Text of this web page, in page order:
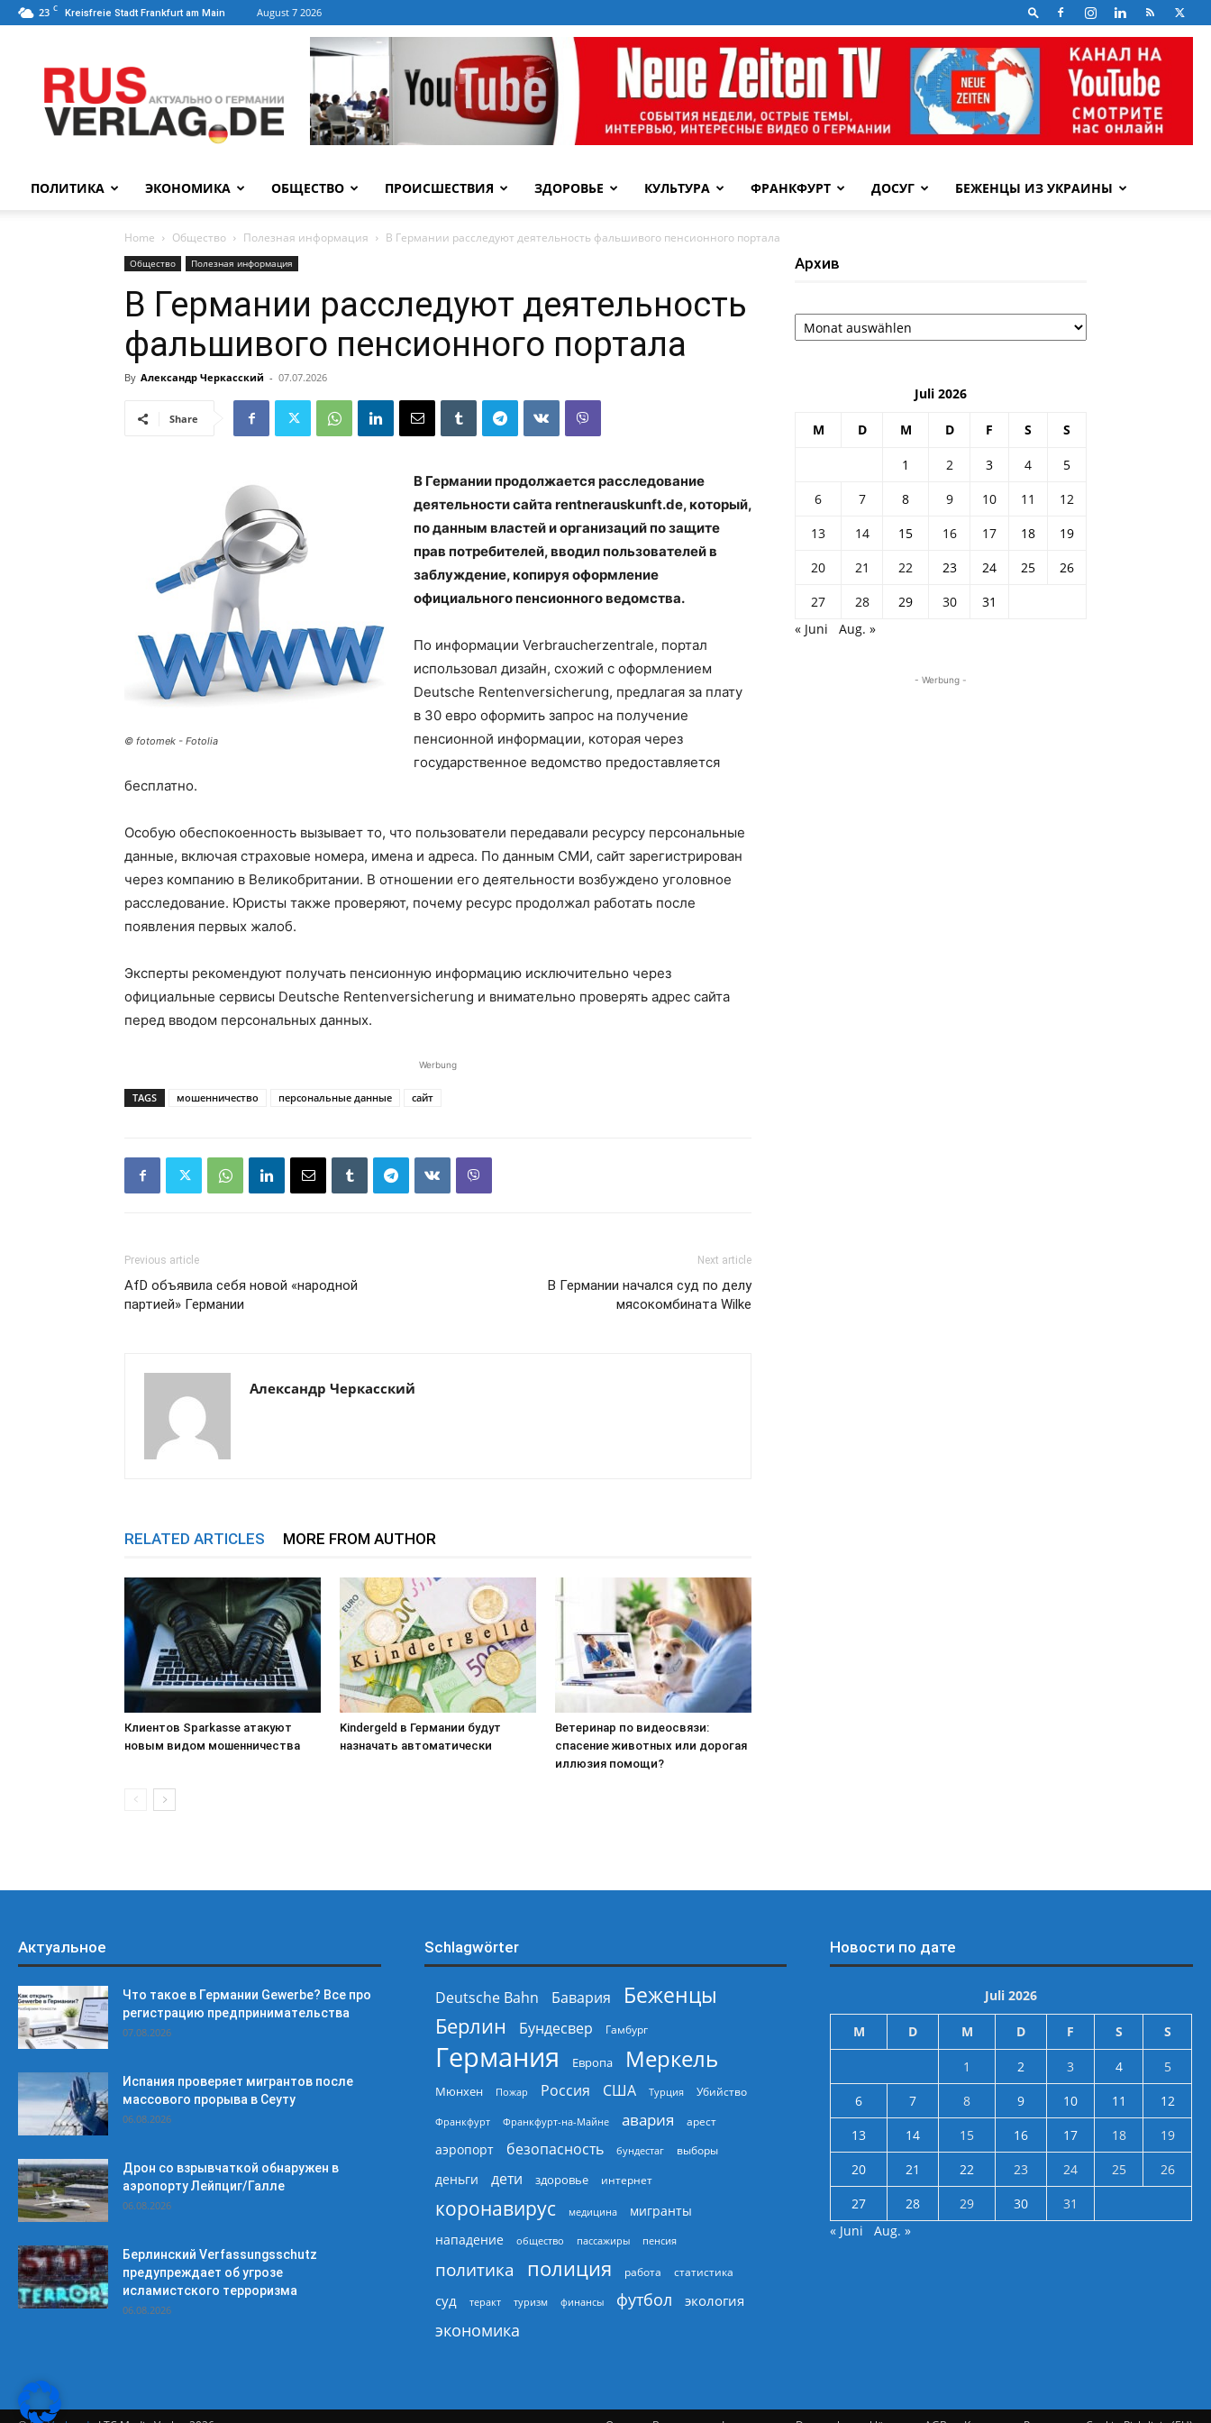
23 C Kreisfreie Stadt Frankfurt am Main August 7 2026
ПОЛИТИКА ЭКОНОМИКА ОБЩЕСТВО ПРОИСШЕСТВИЯ ЗДОРОВЬЕ КУЛЬТУРА ФРАНКФУРТ ДОСУГ БЕЖЕНЦЫ ИЗ УКРАИНЫ
Home Общество Полезная информация В Германии расследуют деятельность фальшивого пенсионного портала
Общество Полезная информация
В Германии расследуют деятельность
фальшивого пенсионного портала
By Александр Черкасский - 07.07.2026
Share
© fotomek - Fotolia
В Германии продолжается расследование
деятельности сайта rentnerauskunft.de, который,
по данным властей и организаций по защите
прав потребителей, вводил пользователей в
заблуждение, копируя оформление
официального пенсионного ведомства.
По информации Verbraucherzentrale, портал
использовал дизайн, схожий с оформлением
Deutsche Rentenversicherung, предлагая за плату
в 30 евро оформить запрос на получение
пенсионной информации, которая через
государственное ведомство предоставляется
бесплатно.
Особую обеспокоенность вызывает то, что пользователи передавали ресурсу персональные
данные, включая страховые номера, имена и адреса. По данным СМИ, сайт зарегистрирован
через компанию в Великобритании. В отношении его деятельности возбуждено уголовное
расследование. Юристы также проверяют, почему ресурс продолжал работать после
появления первых жалоб.
Эксперты рекомендуют получать пенсионную информацию исключительно через
официальные сервисы Deutsche Rentenversicherung и внимательно проверять адрес сайта
перед вводом персональных данных.
Werbung
TAGS мошенничество персональные данные сайт
Previous article
AfD объявила себя новой «народной
партией» Германии
Next article
В Германии начался суд по делу
мясокомбината Wilke
Александр Черкасский
RELATED ARTICLES MORE FROM AUTHOR
Клиентов Sparkasse атакуют
новым видом мошенничества
Kindergeld в Германии будут
назначать автоматически
Ветеринар по видеосвязи:
спасение животных или дорогая
иллюзия помощи?
Архив
Архив
Juli 2026
M D M D F S S
1 2 3 4
5
6
7 8 9 10 11
12
13
14 15 16 17 18
19
20
21 22 23 24 25
26
27
28 29 30
31
« Juni
Aug. »
- Werbung -
Актуальное
Что такое в Германии Gewerbe? Все про
регистрацию предпринимательства
07.08.2026
Испания проверяет мигрантов после
массового прорыва в Сеуту
06.08.2026
Дрон со взрывчаткой обнаружен в
аэропорту Лейпциг/Галле
06.08.2026
Берлинский Verfassungsschutz
предупреждает об угрозе
исламистского терроризма
06.08.2026
Schlagwörter
Deutsche Bahn Бавария
Беженцы
Берлин
Бундесвер Гамбург
Германия Европа Меркель
Мюнхен Пожар Россия США Турция Убийство
Франкфурт Франкфурт-на-Майне авария арест
аэропорт безопасность бундестаг выборы
деньги дети здоровье интернет
коронавирус медицина
мигранты
нападение
общество пассажиры пенсия
политика полиция работа статистика
суд теракт туризм финансы футбол экология
экономика
Новости по дате
Juli 2026
M D M D F S S
1 2 3 4
5
6
7 8 9 10 11
12
13
14 15 16 17 18
19
20
21 22 23 24 25
26
27
28 29 30
31
« Juni
Aug. »